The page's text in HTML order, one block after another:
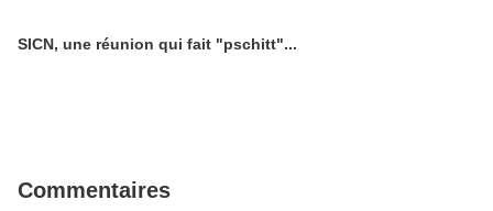
SICN, une réunion qui fait "pschitt"...
Commentaires